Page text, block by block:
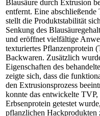
Blausäure durch Extrusion
entfernt. Eine
stellt die Produktstabilität
Senkung des
und eröffnet vielfältige
texturiertes Pflanzenprotein
Backwaren. Zusätzlich
Eigenschaften des
zeigte sich, dass die
den Extrusionsprozess
konnte das entwickelte
Erbsenprotein getestet
pflanzlichen Hackprodukten